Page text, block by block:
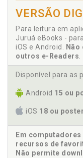
VERSÃO
Para leitura em
Juruá eBooks - para
iOS e Android.
Não
outros e-Readers
Disponível para as
Android 15 ou
iOS 18 ou
Em
recursos de
Não permite